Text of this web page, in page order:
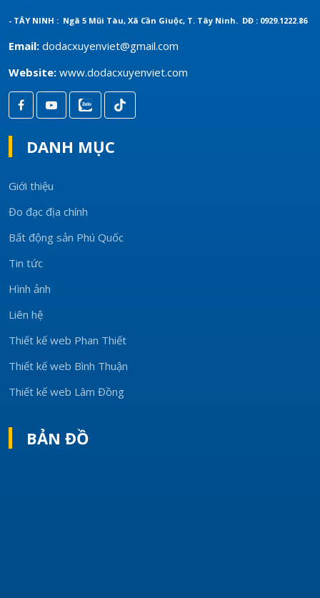
- TÂY NINH : Ngã 5 Mũi Tàu, Xã Cần Giuộc, T. Tây Ninh. DĐ : 0929.1222.86
Email: dodacxuyenviet@gmail.com
Website: www.dodacxuyenviet.com
DANH MỤC
Giới thiệu
Đo đạc địa chính
Bất động sản Phú Quốc
Tin tức
Hình ảnh
Liên hệ
Thiết kế web Phan Thiết
Thiết kế web Bình Thuận
Thiết kế web Lâm Đồng
BẢN ĐỒ